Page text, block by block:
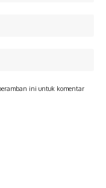
ini untuk komentar